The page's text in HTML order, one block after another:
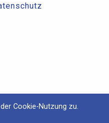
Cookie-Nutzung zu.